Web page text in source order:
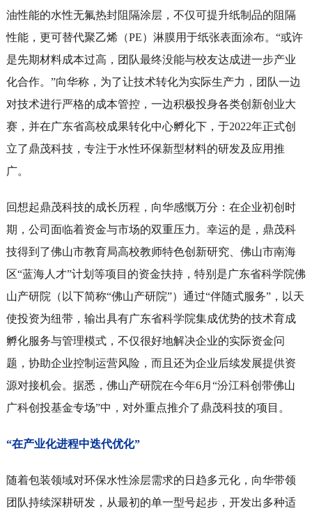
油性能的水性无氟热封阻隔涂层，不仅可提升纸制品的阻隔
性能，更可替代聚乙烯（PE）淋膜用于纸张表面涂布。“或许
是先期材料成本过高，团队最终没能与校友达成进一步产业
化合作。”向华称，为了让技术转化为实际生产力，团队一边
对技术进行严格的成本管控，一边积极投身各类创新创业大
赛，并在广东省高校成果转化中心孵化下，于2022年正式创
立了鼎茂科技，专注于水性环保新型材料的研发及应用推
广。
回想起鼎茂科技的成长历程，向华感慨万分：在企业初创时
期，公司面临着资金与市场的双重压力。幸运的是，鼎茂科
技得到了佛山市教育局高校教师特色创新研究、佛山市南海
区“蓝海人才”计划等项目的资金扶持，特别是广东省科学院佛
山产研院（以下简称“佛山产研院”）通过“伴随式服务”，以天
使投资为纽带，输出具有广东省科学院集成优势的技术育成
孵化服务与管理模式，不仅很好地解决企业的实际资金问
题，协助企业控制运营风险，而且还为企业后续发展提供资
源对接机会。据悉，佛山产研院在今年6月“汾江科创带佛山
广科创投基金专场”中，对外重点推介了鼎茂科技的项目。
“在产业化进程中迭代优化”
随着包装领域对环保水性涂层需求的日趋多元化，向华带领
团队持续深耕研发，从最初的单一型号起步，开发出多种适